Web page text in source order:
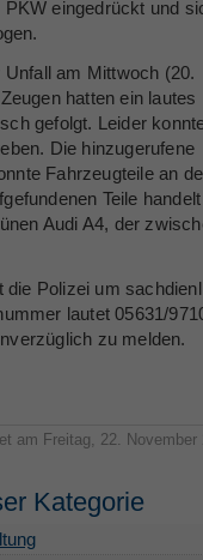
eingedrückt und
am Mittwoch (20.
hatten ein lautes
gefolgt. Leider
Die hinzugerufene
Fahrzeugteile an
Teile
Audi A4, der
die Polizei um
lautet 05631/
zu melden.
am Freitag, 22. November
Kategorie